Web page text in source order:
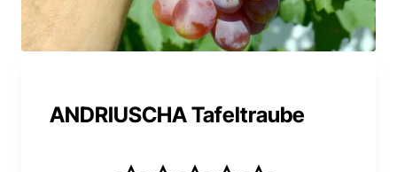
ANDRIUSCHA Tafeltraube